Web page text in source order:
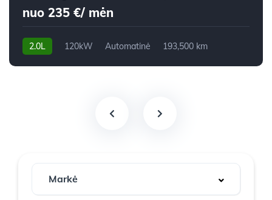
nuo 235 €/ mėn
2.0L 120kW Automatinė
193,500 km